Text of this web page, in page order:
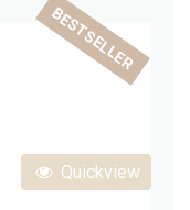
Quickview
BESTSELLER